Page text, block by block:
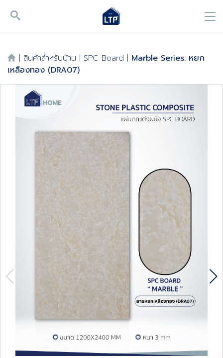
| สินค้าสำหรับบ้าน | SPC Board | Marble Series: หยก
เหลืองทอง (DRA07)